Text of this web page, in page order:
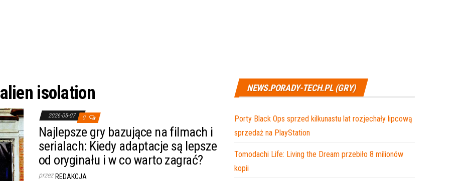
alien isolation
2026-05-07 0
Najlepsze gry bazujące na filmach i
serialach: Kiedy adaptacje są lepsze
od oryginału i w co warto zagrać?
przez REDAKCJA
NEWS.PORADY-TECH.PL (GRY)
Porty Black Ops sprzed kilkunastu lat rozjechały lipcową
sprzedaż na PlayStation
Tomodachi Life: Living the Dream przebiło 8 milionów
kopii